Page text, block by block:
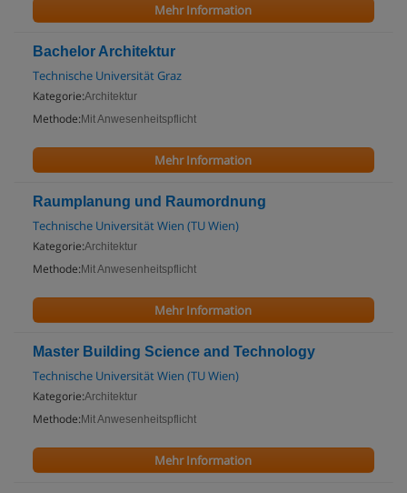
Mehr Information
Bachelor Architektur
Technische Universität Graz
Kategorie:Architektur
Methode: Mit Anwesenheitspflicht
Mehr Information
Raumplanung und Raumordnung
Technische Universität Wien (TU Wien)
Kategorie:Architektur
Methode: Mit Anwesenheitspflicht
Mehr Information
Master Building Science and Technology
Technische Universität Wien (TU Wien)
Kategorie:Architektur
Methode: Mit Anwesenheitspflicht
Mehr Information